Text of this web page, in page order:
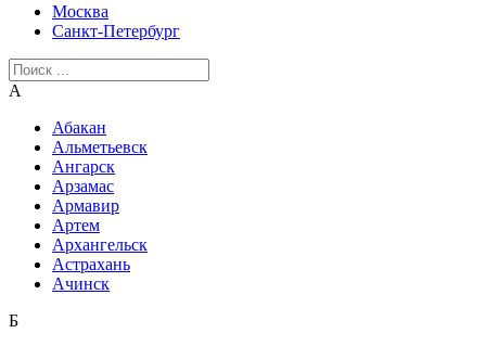
Москва
Санкт-Петербург
А
Абакан
Альметьевск
Ангарск
Арзамас
Армавир
Артем
Архангельск
Астрахань
Ачинск
Б